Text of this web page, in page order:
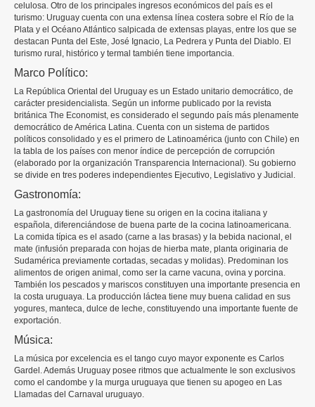
celulosa. Otro de los principales ingresos económicos del país es el
turismo: Uruguay cuenta con una extensa línea costera sobre el Río de la
Plata y el Océano Atlántico salpicada de extensas playas, entre los que se
destacan Punta del Este, José Ignacio, La Pedrera y Punta del Diablo. El
turismo rural, histórico y termal también tiene importancia.
Marco Político:
La República Oriental del Uruguay es un Estado unitario democrático, de
carácter presidencialista. Según un informe publicado por la revista
británica The Economist, es considerado el segundo país más plenamente
democrático de América Latina. Cuenta con un sistema de partidos
políticos consolidado y es el primero de Latinoamérica (junto con Chile) en
la tabla de los países con menor índice de percepción de corrupción
(elaborado por la organización Transparencia Internacional). Su gobierno
se divide en tres poderes independientes Ejecutivo, Legislativo y Judicial.
Gastronomía:
La gastronomía del Uruguay tiene su origen en la cocina italiana y
española, diferenciándose de buena parte de la cocina latinoamericana.
La comida típica es el asado (carne a las brasas) y la bebida nacional, el
mate (infusión preparada con hojas de hierba mate, planta originaria de
Sudamérica previamente cortadas, secadas y molidas). Predominan los
alimentos de origen animal, como ser la carne vacuna, ovina y porcina.
También los pescados y mariscos constituyen una importante presencia en
la costa uruguaya. La producción láctea tiene muy buena calidad en sus
yogures, manteca, dulce de leche, constituyendo una importante fuente de
exportación.
Música:
La música por excelencia es el tango cuyo mayor exponente es Carlos
Gardel. Además Uruguay posee ritmos que actualmente le son exclusivos
como el candombe y la murga uruguaya que tienen su apogeo en Las
Llamadas del Carnaval uruguayo.